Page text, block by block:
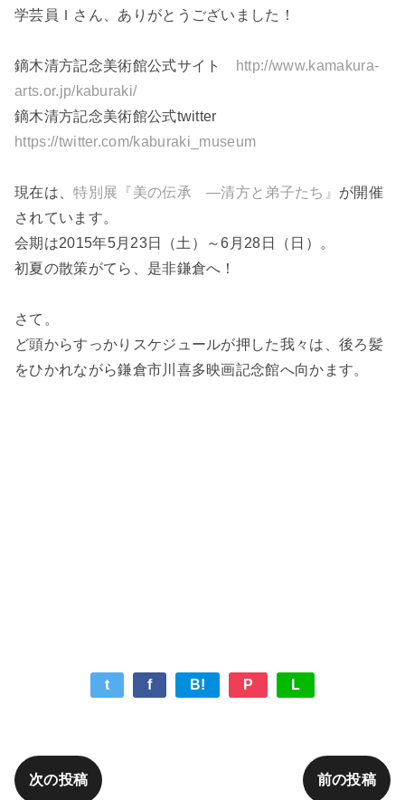
学芸員Ｉさん、ありがとうございました！
鏑木清方記念美術館公式サイト
http://www.kamakura-
arts.or.jp/kaburaki/
鏑木清方記念美術館公式twitter
https://twitter.com/kaburaki_museum
現在は、特別展『美の伝承 ―清方と弟子たち』 が開催
されています。
会期は2015年5月23日（土）～6月28日（日）。
初夏の散策がてら、是非鎌倉へ！
さて。
ど頭からすっかりスケジュールが押した我々は、後ろ髪
をひかれながら鎌倉市川喜多映画記念館へ向かます。
t f B! P L
次の投稿 前の投稿